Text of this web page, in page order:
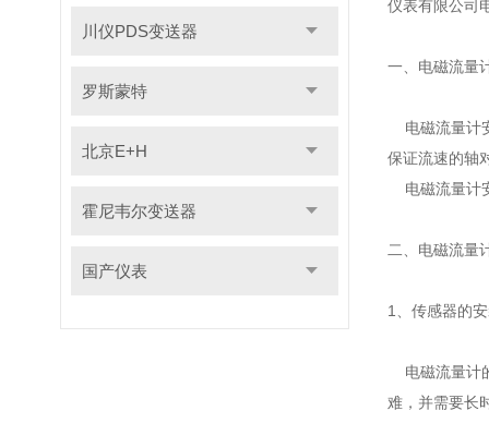
川仪PDS变送器
罗斯蒙特
北京E+H
霍尼韦尔变送器
国产仪表
仪表有限公司
一、电磁流量
电磁流量计
保证流速的轴
电磁流量计
二、电磁流量
1、传感器的
电磁流量计
难，并需要长